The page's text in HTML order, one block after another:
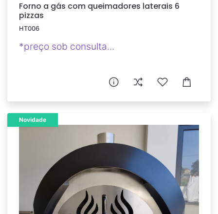
Forno a gás com queimadores laterais 6
pizzas
HT006
*preço sob consulta...
Novidade